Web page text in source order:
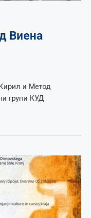
Виена
и Метод
групи КУД